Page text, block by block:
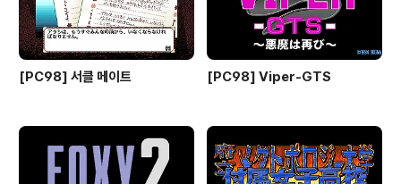
[PC98] 서클 메이트 [PC98] Viper-GTS